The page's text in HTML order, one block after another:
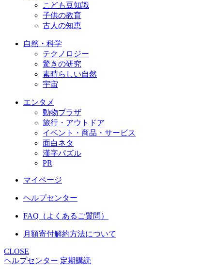
こども豆知識
子供の教育
古人の知恵
自然・科学
テクノロジー
驚きの研究
素晴らしい自然
宇宙
エンタメ
動物プラザ
旅行・アウトドア
イベント・商品・サービス
面白ネタ
漢字パズル
PR
マイページ
ヘルプセンター
FAQ（よくあるご質問）
月額寄付解約方法について
CLOSE
ヘルプセンター 定期購読